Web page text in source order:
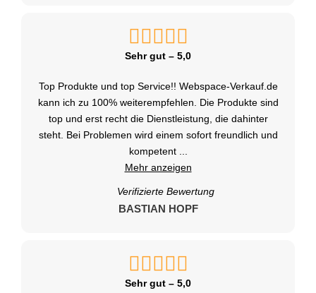
Sehr gut – 5,0
Top Produkte und top Service!! Webspace-Verkauf.de
kann ich zu 100% weiterempfehlen. Die Produkte sind
top und erst recht die Dienstleistung, die dahinter
steht. Bei Problemen wird einem sofort freundlich und
kompetent ...
Mehr anzeigen
Verifizierte Bewertung
BASTIAN HOPF
Sehr gut – 5,0